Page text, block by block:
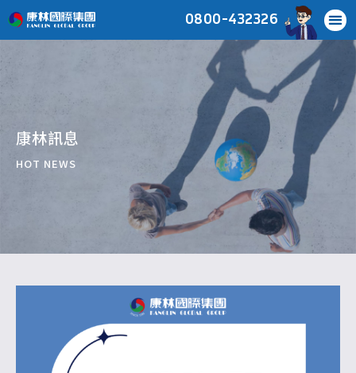
0800-432326
康林訊息
HOT NEWS